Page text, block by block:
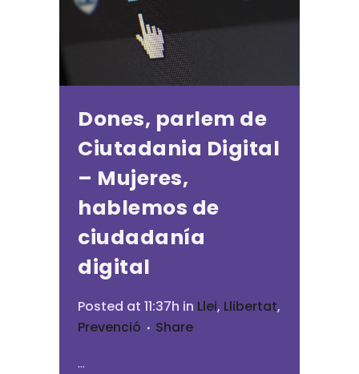
Dones, parlem de
Ciutadania Digital
– Mujeres,
hablemos de
ciudadanía
digital
Posted at 11:37h in Llei, Llibertat,
Prevenció
Share
...